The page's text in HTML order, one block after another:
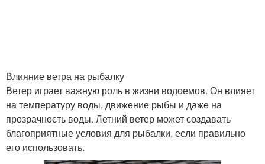
Влияние ветра на рыбалку
Ветер играет важную роль в жизни водоемов. Он влияет
на температуру воды, движение рыбы и даже на
прозрачность воды. Летний ветер может создавать
благоприятные условия для рыбалки, если правильно
его использовать.